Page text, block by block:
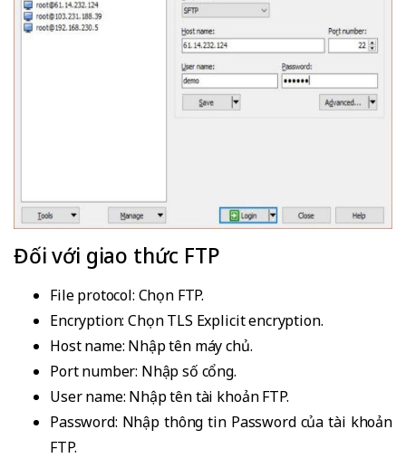
Đối với giao thức FTP
File protocol: Chọn FTP.
Encryption: Chọn TLS Explicit encryption.
Host name: Nhập tên máy chủ.
Port number: Nhập số cổng.
User name: Nhập tên tài khoản FTP.
Password: Nhập thông tin Password của tài khoản
FTP.